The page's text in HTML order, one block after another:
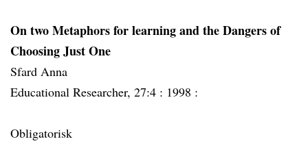
On two Metaphors for learning and the Dangers of
Choosing Just One
Sfard Anna
Educational Researcher, 27:4 : 1998 :
Obligatorisk